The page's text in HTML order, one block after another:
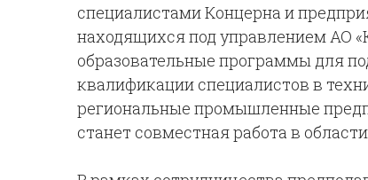
специалистами Концерна и
находящихся под управлением АО
образовательные программы для
квалификации специалистов в
региональные промышленные
станет совместная работа в